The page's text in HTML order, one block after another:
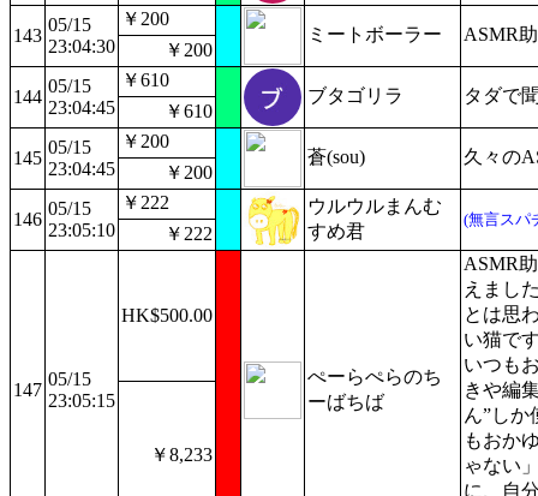
143
05/15
23:04:30
￥200
ミートボーラー ASMR
￥200
144
05/15
23:04:45
￥610
ブタゴリラ タダで
￥610
145
05/15
23:04:45
￥200
蒼(sou) 久々の
￥200
146
05/15
23:05:10
￥222
ウルウルまんむ
すめ君
(無言スパ
￥222
147
05/15
23:05:15
HK$500.00
ぺーらぺらのち
ーばちば
ASMR
えまし
とは思
い猫で
いつも
きや編
ん”しか
もおか
ゃない
に、自
￥8,233